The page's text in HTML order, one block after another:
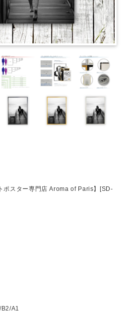
スター専門店 Aroma of Paris】[SD-
A1